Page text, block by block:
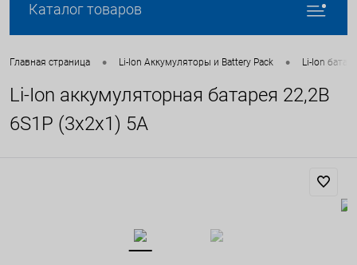
Каталог товаров
Главная страница • Li-Ion Аккумуляторы и Battery Pack • Li-Ion
Li-Ion аккумуляторная батарея 22,2В
6S1P (3x2x1) 5A